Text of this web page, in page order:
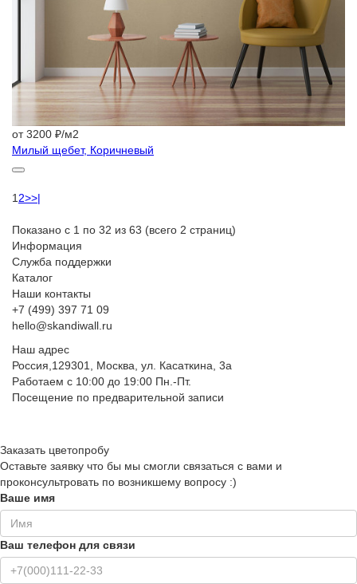
от 3200 ₽/м2
Милый щебет, Коричневый
1 2>>|
Показано с 1 по 32 из 63 (всего 2 страниц)
Информация
Служба поддержки
Каталог
Наши контакты
+7 (499) 397 71 09
hello@skandiwall.ru
Наш адрес
Россия,129301, Москва, ул. Касаткина, 3а
Работаем с 10:00 до 19:00 Пн.-Пт.
Посещение по предварительной записи
Заказать цветопробу
Оставьте заявку что бы мы смогли связаться с вами и
проконсультровать по возникшему вопросу :)
Ваше имя
Ваш телефон для связи